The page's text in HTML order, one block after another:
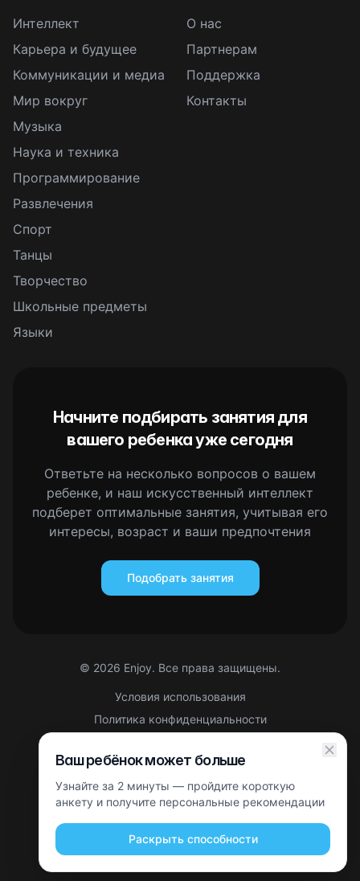
Интеллект
Карьера и будущее
Коммуникации и медиа
Мир вокруг
Музыка
Наука и техника
Программирование
Развлечения
Спорт
Танцы
Творчество
Школьные предметы
Языки
О нас
Партнерам
Поддержка
Контакты
Начните подбирать занятия для
вашего ребенка уже сегодня
Ответьте на несколько вопросов о вашем
ребенке, и наш искусственный интеллект
подберет оптимальные занятия, учитывая его
интересы, возраст и ваши предпочтения
Подобрать занятия
© 2026 Enjoy. Все права защищены.
Условия использования
Политика конфиденциальности
Партнерская оферта
Этот сайт защищен reCAPTCHA. Применяются Политика
конфиденциальности и Условия использования Google.
Ваш ребёнок может больше
Узнайте за 2 минуты — пройдите короткую
анкету и получите персональные рекомендации
Раскрыть способности